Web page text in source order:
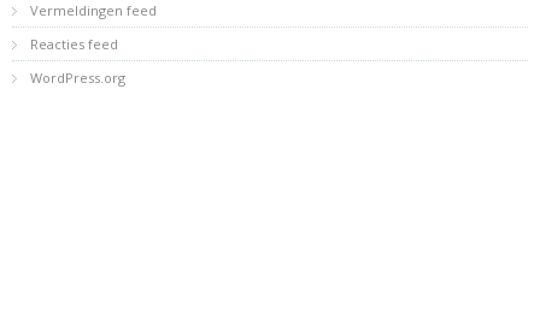
Vermeldingen feed
Reacties feed
WordPress.org